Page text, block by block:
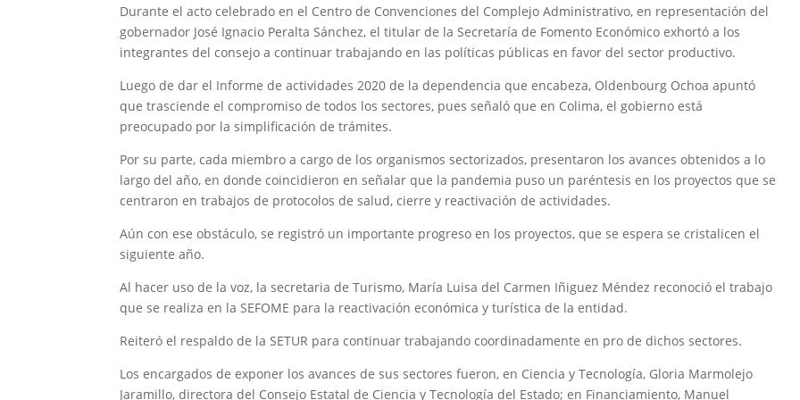
Durante el acto celebrado en el Centro de Convenciones del Complejo Administrativo, en representación del
gobernador José Ignacio Peralta Sánchez, el titular de la Secretaría de Fomento Económico exhortó a los
integrantes del consejo a continuar trabajando en las políticas públicas en favor del sector productivo.
Luego de dar el Informe de actividades 2020 de la dependencia que encabeza, Oldenbourg Ochoa apuntó
que trasciende el compromiso de todos los sectores, pues señaló que en Colima, el gobierno está
preocupado por la simplificación de trámites.
Por su parte, cada miembro a cargo de los organismos sectorizados, presentaron los avances obtenidos a lo
largo del año, en donde coincidieron en señalar que la pandemia puso un paréntesis en los proyectos que se
centraron en trabajos de protocolos de salud, cierre y reactivación de actividades.
Aún con ese obstáculo, se registró un importante progreso en los proyectos, que se espera se cristalicen el
siguiente año.
Al hacer uso de la voz, la secretaria de Turismo, María Luisa del Carmen Iñiguez Méndez reconoció el trabajo
que se realiza en la SEFOME para la reactivación económica y turística de la entidad.
Reiteró el respaldo de la SETUR para continuar trabajando coordinadamente en pro de dichos sectores.
Los encargados de exponer los avances de sus sectores fueron, en Ciencia y Tecnología, Gloria Marmolejo
Jaramillo, directora del Consejo Estatal de Ciencia y Tecnología del Estado; en Financiamiento, Manuel